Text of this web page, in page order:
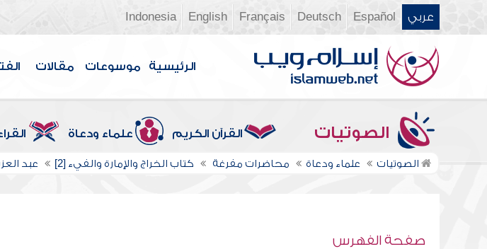
عربي Español
Deutsch
Français
English
Indonesia
الرئيسية موسوعات مقالات
الصوتيات القرآن الكريم علماء ودعاة
الصوتيات علماء ودعاة محاضرات مفرغة كتاب الخراج والإمارة والفيء [2] عبد
صفحة الفهرس